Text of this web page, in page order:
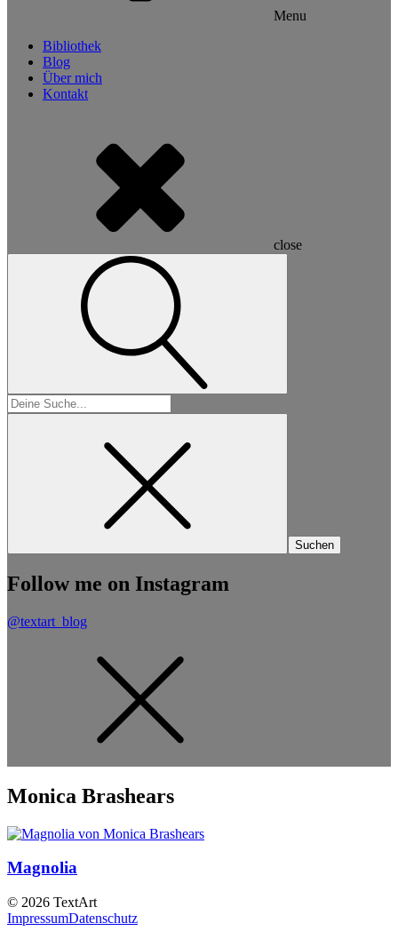
Menu
Bibliothek
Blog
Über mich
Kontakt
close
Suchen
nach:
Follow me on Instagram
@textart_blog
Monica Brashears
Magnolia
© 2026 TextArt
ImpressumDatenschutz